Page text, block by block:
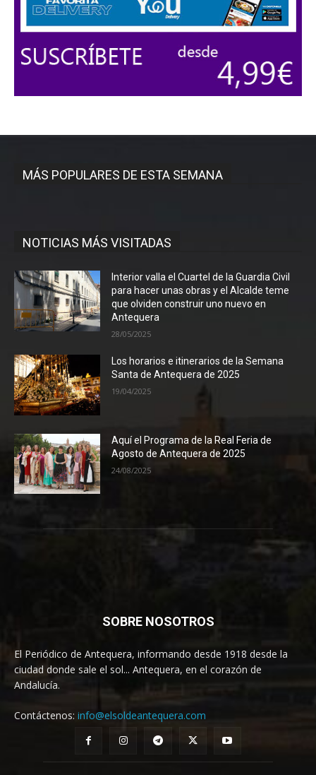
MÁS POPULARES DE ESTA SEMANA
NOTICIAS MÁS VISITADAS
Interior valla el Cuartel de la Guardia Civil
para hacer unas obras y el Alcalde teme
que olviden construir uno nuevo en
Antequera
28/05/2025
Los horarios e itinerarios de la Semana
Santa de Antequera de 2025
19/04/2025
Aquí el Programa de la Real Feria de
Agosto de Antequera de 2025
24/08/2025
SOBRE NOSOTROS
El Periódico de Antequera, informando desde 1918 desde la
ciudad donde sale el sol... Antequera, en el corazón de
Andalucía.
Contáctenos: info@elsoldeantequera.com